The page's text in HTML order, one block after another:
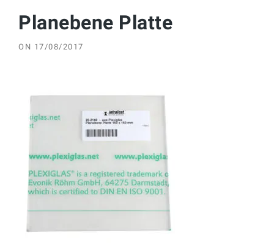
Planebene Platte
ON 17/08/2017